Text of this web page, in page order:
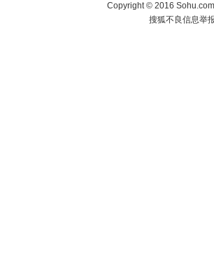
Copyright©2016
搜狐不良信息举